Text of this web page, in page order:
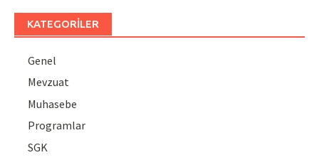
KATEGORILER
Genel
Mevzuat
Muhasebe
Programlar
SGK